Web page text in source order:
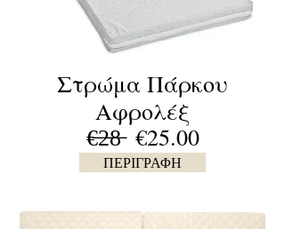
Στρώμα Πάρκου
Αφρολέξ
€̶2̶8̶ €25.00
ΠΕΡΙΓΡΑΦΗ